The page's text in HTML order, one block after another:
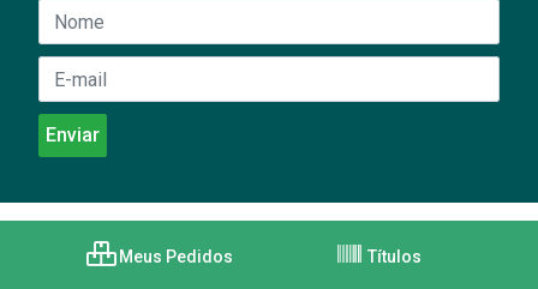
Meus Pedidos Títulos